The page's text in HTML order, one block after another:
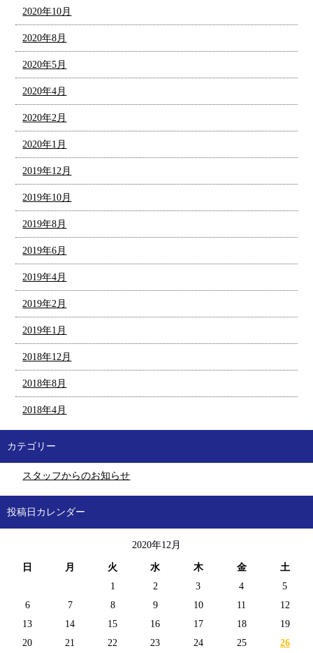
2020年10月
2020年8月
2020年5月
2020年4月
2020年2月
2020年1月
2019年12月
2019年10月
2019年8月
2019年6月
2019年4月
2019年2月
2019年1月
2018年12月
2018年8月
2018年4月
カテゴリー
スタッフからのお知らせ
投稿日カレンダー
2020年12月
日 月 火 水 木 金
土
1
2 3 4
5
6
7 8 9 10 11
12
13
14 15 16 17 18
19
20
21 22 23 24 25 26